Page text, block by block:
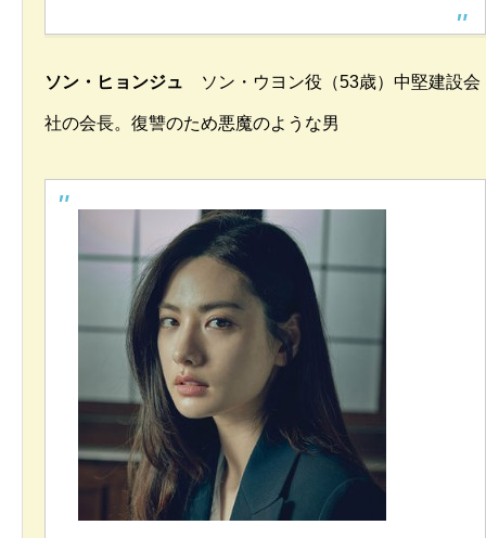
ソン・ヒョンジュ ソン・ウヨン役（53歳）中堅建設会
社の会長。復讐のため悪魔のような男